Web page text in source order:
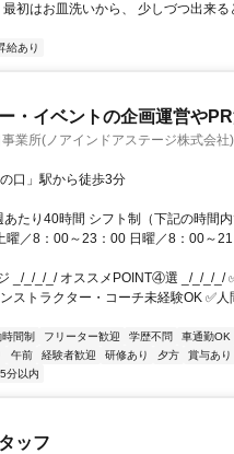
初はお皿洗いから、 少しづつ出来る
給あり
・イベントの企画運営や
業所(ノアインドアステージ株式会社)
口」駅から徒歩3分
たり40時間 シフト制（下記の時間
曜／8：00～23：00 日曜／8：00～21
_/_/_/_/ オススメPOINT④選 _/_/_/_/
ストラクター・コーチ未経験OK ✅
間制 フリーター歓迎 学歴不問 車通勤OK
午前 経験者歓迎 研修あり 夕方 賞与あり
分以内
ッフ